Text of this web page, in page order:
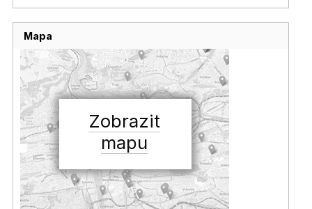
Mapa
Zobrazit
mapu